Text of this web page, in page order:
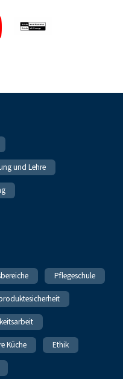
und Lehre
Pflegeschule
Küche Ethik